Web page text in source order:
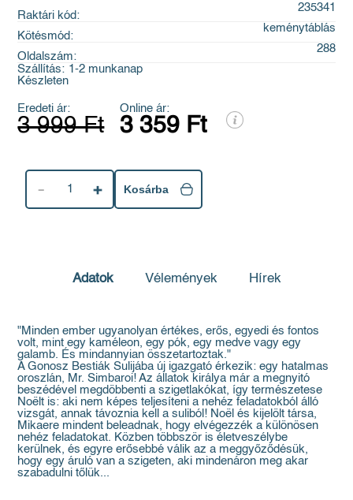
Raktári kód:
235341
Kötésmód:
keménytáblás
Oldalszám:
288
Szállítás: 1-2 munkanap
Készleten
Eredeti ár:
3 999 Ft
Online ár:
3 359 Ft
1 Kosárba
Adatok Vélemények Hírek
"Minden ember ugyanolyan értékes, erős, egyedi és fontos
volt, mint egy kaméleon, egy pók, egy medve vagy egy
galamb. És mindannyian összetartoztak."
A Gonosz Bestiák Sulijába új igazgató érkezik: egy hatalmas
oroszlán, Mr. Simbaroi! Az állatok királya már a megnyitó
beszédével megdöbbenti a szigetlakókat, így természetese
Noëlt is: aki nem képes teljesíteni a nehéz feladatokból álló
vizsgát, annak távoznia kell a suliból! Noël és kijelölt társa,
Mikaere mindent beleadnak, hogy elvégezzék a különösen
nehéz feladatokat. Közben többször is életveszélybe
kerülnek, és egyre erősebbé válik az a meggyőződésük,
hogy egy áruló van a szigeten, aki mindenáron meg akar
szabadulni tőlük...